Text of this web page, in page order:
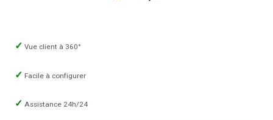
Vue client à 360°
Facile à configurer
Assistance 24h/24